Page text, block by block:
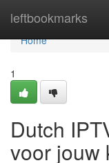
leftbookmarks
Home
Home
1
Dutch
voor jouw